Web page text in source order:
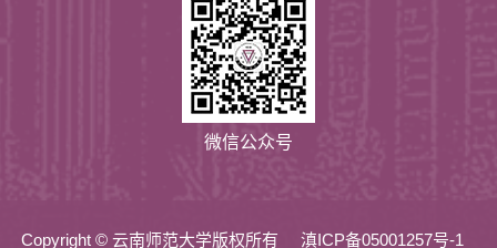
微信公众号
Copyright © 云南师范大学版权所有 滇ICP备05001257号-1